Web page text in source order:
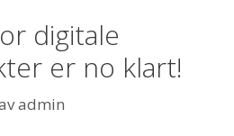
digitale
er no klart!
admin